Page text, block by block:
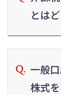
とは
一般
株式